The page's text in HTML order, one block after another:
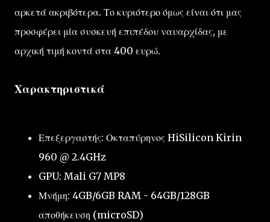
αρκετά ακριβότερα. Το κυριότερο όμως είναι ότι μας
προσφέρει μία συσκευή επιπέδου ναυαρχίδας, με
αρχική τιμή κοντά στα 400 ευρώ.
Χαρακτηριστικά
Επεξεργαστής: Οκταπύρηνος HiSilicon Kirin
960 @ 2.4GHz
GPU: Mali G7 MP8
Μνήμη: 4GB/6GB RAM - 64GB/128GB
αποθήκευση (microSD)